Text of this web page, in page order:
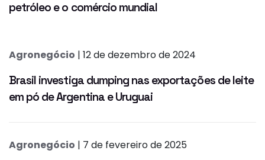
petróleo e o comércio mundial
Agronegócio | 12 de dezembro de 2024
Brasil investiga dumping nas exportações de leite
em pó de Argentina e Uruguai
Agronegócio | 7 de fevereiro de 2025